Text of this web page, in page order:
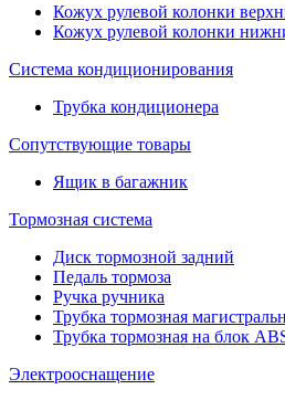
Кожух рулевой колонки
Кожух рулевой колонки
Система кондиционирования
Трубка кондиционера
Сопутствующие товары
Ящик в багажник
Тормозная система
Диск тормозной задний
Педаль тормоза
Ручка ручника
Трубка тормозная
Трубка тормозная на блок
Электрооснащение